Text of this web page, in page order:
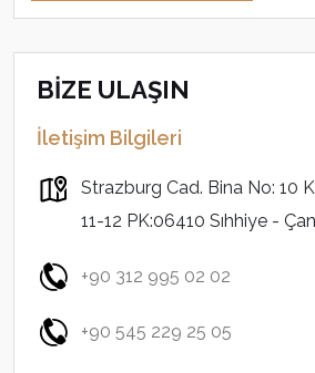
BİZE ULAŞIN
İletişim Bilgileri
Strazburg Cad. Bina No: 10
11-12 PK:06410 Sıhhiye -
+90 312 995 02 02
+90 545 229 25 05